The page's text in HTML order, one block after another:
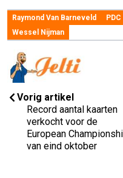
Raymond Van Barneveld
Wessel Nijman
Vorig artikel
Record aantal kaarten
verkocht voor de
European
van eind oktober